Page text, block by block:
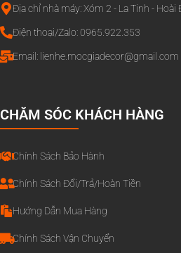
Địa chỉ nhà máy: Xóm 2 - La Tinh - Hoài
Điện thoại/Zalo: 0965.922.353
Email: lienhe.mocgiadecor@gmail.com
CHĂM SÓC KHÁCH HÀNG
Chính Sách Bảo Hành
Chính Sách Đổi/Trả/Hoàn Tiền
Hướng Dẫn Mua Hàng
Chính Sách Vận Chuyển